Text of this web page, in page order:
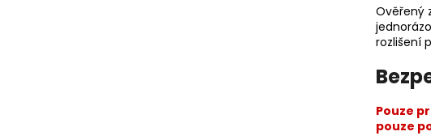
Ověřený
rozlišení
Pouze
pouze